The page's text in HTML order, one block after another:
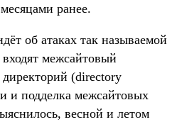
ранее.
об атаках так называемой
межсайтовый
(directory
и подделка межсайтовых
весной и летом